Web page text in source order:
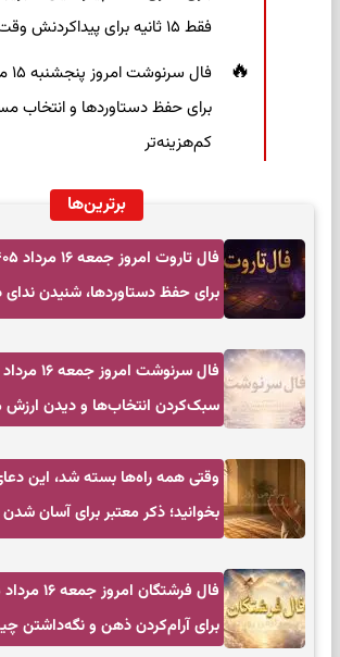
فقط ۱۵ ثانیه برای پیداکردنش وقت دارید
برای حفظ دستاوردها و انتخاب
کم‌هزینه‌تر
برترین‌ها
برای حفظ دستاوردها، شنیدن
سبک‌کردن انتخاب‌ها و دیدن ارزش
وقتی همه راه‌ها بسته شد، این
بخوانید؛ ذکر معتبر برای آسان
برای آرام‌کردن ذهن و نگه‌داشتن